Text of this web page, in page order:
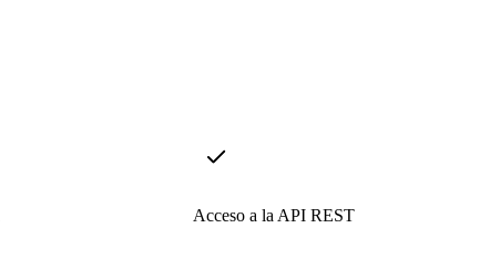
Acceso a la API REST